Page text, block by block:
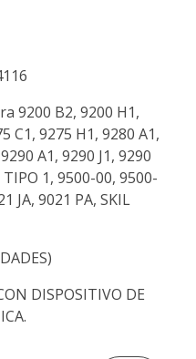
9200 B2, 9200 H1,
C1, 9275 H1, 9280 A1,
A1, 9290 J1, 9290
1, 9500-00, 9500-
JA, 9021 PA, SKIL
DISPOSITIVO DE